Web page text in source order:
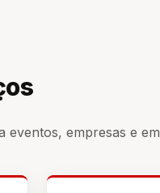
eventos, empresas e